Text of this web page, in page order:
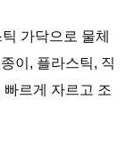
가닥으로 물체
이, 플라스틱, 직
르게 자르고 조